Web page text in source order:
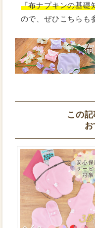
『布ナプキンの基礎
ので、ぜひこちらも
この